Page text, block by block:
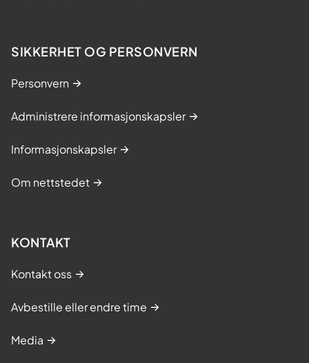
SIKKERHET OG PERSONVERN
Personvern
Administrere informasjonskapsler
Informasjonskapsler
Om nettstedet
KONTAKT
Kontakt oss
Avbestille eller endre time
Media